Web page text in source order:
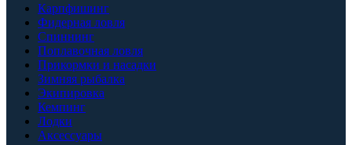
Карпфишинг
Фидерная ловля
Спиннинг
Поплавочная ловля
Прикормки и насадки
Зимняя рыбалка
Экипировка
Кемпинг
Лодки
Аксессуары